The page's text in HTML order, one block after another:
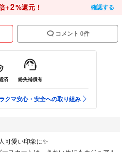
+2%還元！ 確認する
コメント 0件
済 紛失補償有
ラクマ安心・安全への取り組み
可愛い印象に✨